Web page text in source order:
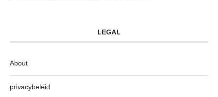
LEGAL
About
privacybeleid